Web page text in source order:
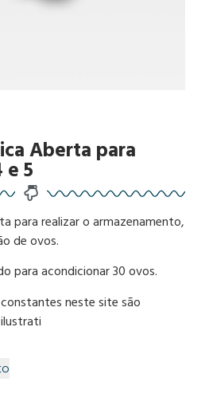
Aberta para
5
para realizar o armazenamento,
de ovos.
para acondicionar 30 ovos.
neste site são